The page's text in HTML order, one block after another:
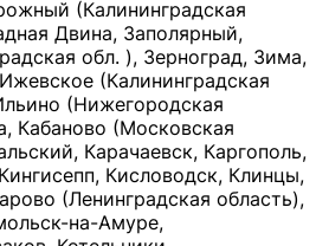
(Калининградская
Двина, Заполярный,
обл. ), Зерноград, Зима,
(Калининградская
(Нижегородская
Кабаново (Московская
Карачаевск, Каргополь,
Кисловодск, Клинцы,
(Ленинградская область),
на-Амуре,